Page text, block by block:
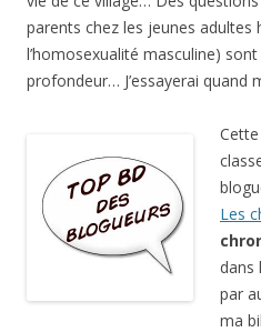
parents chez les jeunes adultes
l’homosexualité masculine)
profondeur… J’essayerai
Les
dans
par
ma